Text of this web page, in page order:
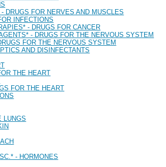
DRUGS FOR NERVES AND MUSCLES
INFECTIONS
- DRUGS FOR CANCER
- DRUGS FOR THE NERVOUS SYSTEM
FOR THE NERVOUS SYSTEM
AND DISINFECTANTS
THE HEART
FOR THE HEART
LUNGS
- HORMONES